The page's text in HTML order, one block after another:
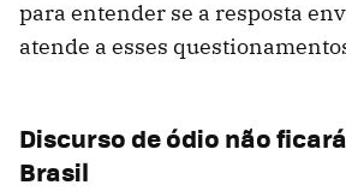
para entender se a resposta
atende a esses
Discurso de ódio não
Brasil